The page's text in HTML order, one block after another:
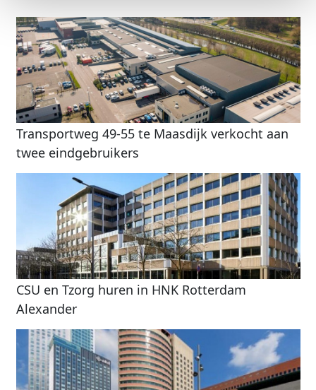
Transportweg 49-55 te Maasdijk verkocht aan
twee eindgebruikers
CSU en Tzorg huren in HNK Rotterdam
Alexander